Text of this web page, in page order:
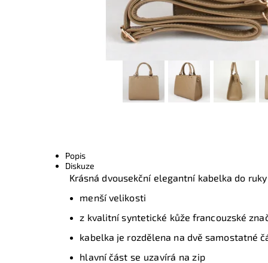
Popis
Diskuze
Krásná dvousekční elegantní kabelka do
menší velikosti
z kvalitní syntetické kůže francouzské
kabelka je rozdělena na dvě samostatné
hlavní část se uzavírá na zip